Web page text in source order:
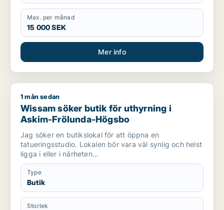
Max. per månad
15 000 SEK
Mer info
Wissam söker butik för uthyrning i Askim-Frölunda-Högsbo
1 mån sedan
Wissam söker butik för uthyrning i
Askim-Frölunda-Högsbo
Jag söker en butikslokal för att öppna en
tatueringsstudio. Lokalen bör vara väl synlig och helst
ligga i eller i närheten...
Type
Butik
Storlek